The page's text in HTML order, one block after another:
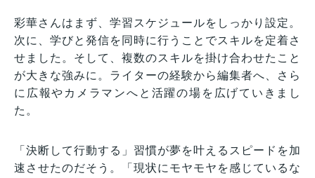
彩華さんはまず、学習スケジュールをしっかり設定。
次に、学びと発信を同時に行うことでスキルを定着さ
せました。そして、複数のスキルを掛け合わせたこと
が大きな強みに。ライターの経験から編集者へ、さら
に広報やカメラマンへと活躍の場を広げていきまし
た。
「決断して行動する」習慣が夢を叶えるスピードを加
速させたのだそう。「現状にモヤモヤを感じているな